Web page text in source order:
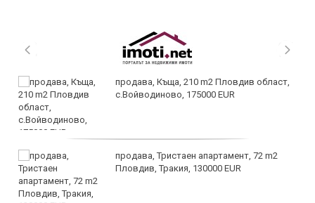
продава, Къща, 210 m2 Пловдив област,
с.Войводиново, 175000 EUR
продава, Тристаен апартамент, 72 m2
Пловдив, Тракия, 130000 EUR